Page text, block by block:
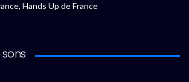
Hands Up de France
sons